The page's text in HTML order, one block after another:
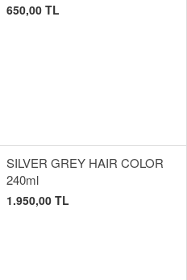
650,00 TL
SILVER GREY HAIR COLOR
240ml
1.950,00 TL